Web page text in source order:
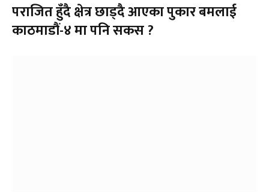
पराजित हुँदै क्षेत्र छाड्दै आएका पुकार बमलाई
काठमाडौं-४ मा पनि सकस ?